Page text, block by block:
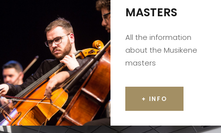
MASTERS
All the information
about the Musikene
masters
+ INFO